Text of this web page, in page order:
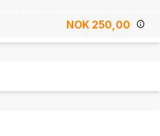
NOK 250,00